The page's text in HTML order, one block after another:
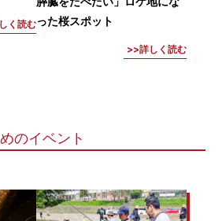
く読むった桜スポット
詳しく読む
のイベント